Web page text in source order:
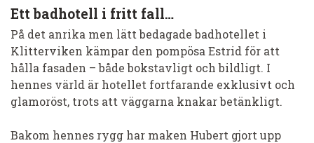
Ett badhotell i fritt fall…
På det anrika men lätt bedagade badhotellet i
Klitterviken kämpar den pompösa Estrid för att
hålla fasaden – både bokstavligt och bildligt. I
hennes värld är hotellet fortfarande exklusivt och
glamoröst, trots att väggarna knakar betänkligt.
Bakom hennes rygg har maken Hubert gjort upp